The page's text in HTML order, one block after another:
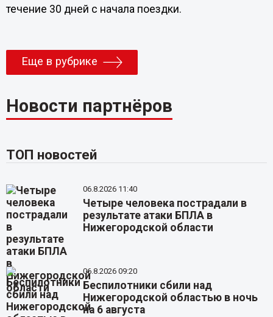
течение 30 дней с начала поездки.
Еще в рубрике
Новости партнёров
ТОП новостей
06.8.2026 11:40
Четыре человека пострадали в
результате атаки БПЛА в
Нижегородской области
06.8.2026 09:20
Беспилотники сбили над
Нижегородской областью в ночь
на 6 августа